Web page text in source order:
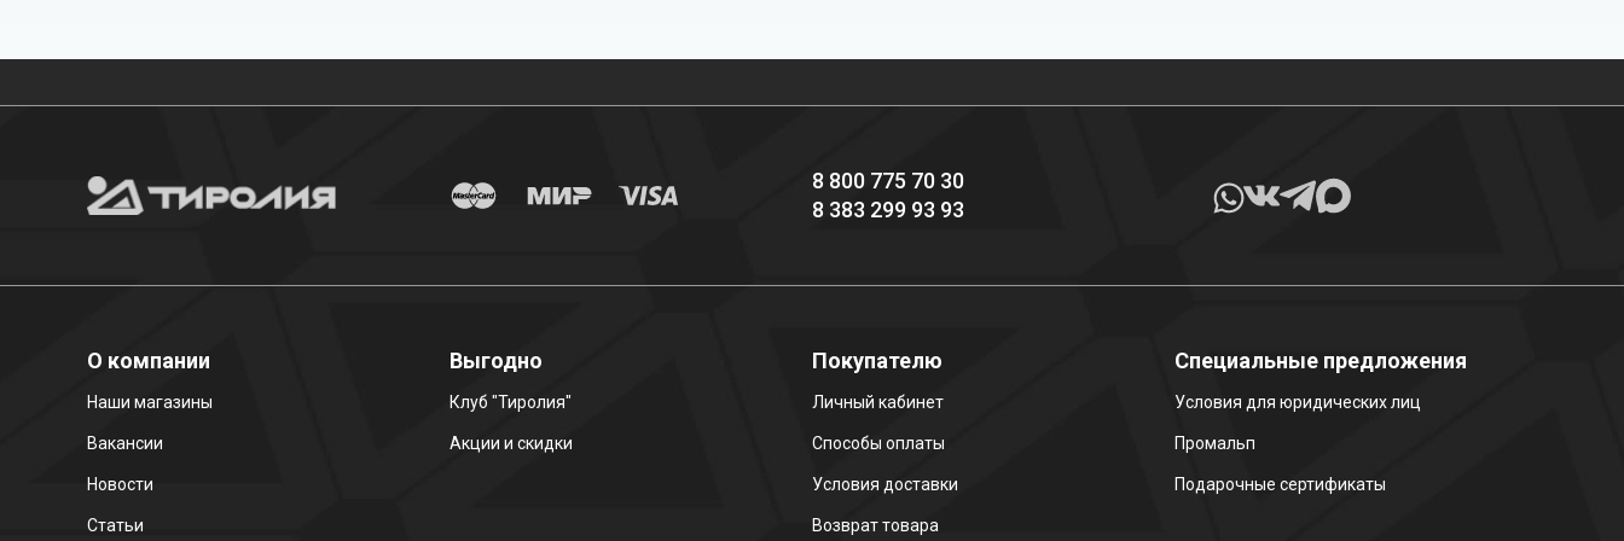
8 800 775 70 30
8 383 299 93 93
О компании
Наши магазины
Вакансии
Новости
Статьи
Выгодно
Клуб "Тиролия"
Акции и скидки
Покупателю
Личный кабинет
Способы оплаты
Условия доставки
Возврат товара
Специальные предложения
Условия для юридических лиц
Промальп
Подарочные сертификаты